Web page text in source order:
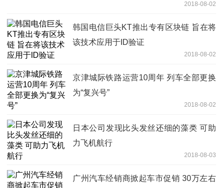
2018-08-02
韩国电信巨头KT推出专有区块链 旨在将
该技术应用于ID验证
2018-08-02
京津城际铁路运营10周年 列车全部更换
为“复兴号”
2018-08-02
日本公司发现比头发丝还细的藻类 可助
力飞机航行
2018-08-03
广州汽车经销商掀起车市促销 30万左右